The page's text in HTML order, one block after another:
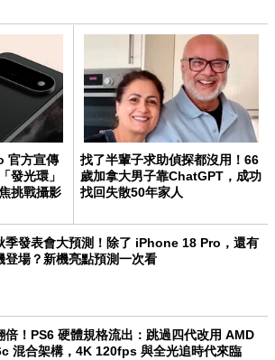
官方宣傳
發光環」
挑戰攝影
找了半輩子求助偵探都沒用！66
歲加拿大男子靠ChatGPT，成功
找回失散50年家人
季發表會大預測！除了 iPhone 18 Pro，還有
登場？新機亮點預測一次看
倍！PS6 硬體規格流出：跳過四代改用 AMD
混合架構，4K 120fps 與全光追時代來臨